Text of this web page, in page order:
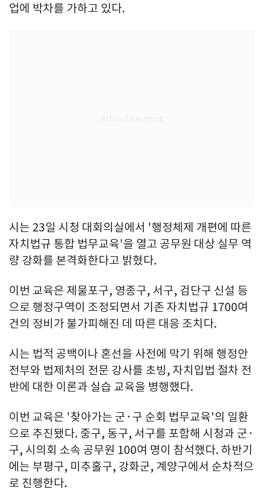
업에 박차를 가하고 있다.
시는 23일 시청 대회의실에서 '행정체제 개편에 따른
자치법규 통합 법무교육'을 열고 공무원 대상 실무 역
량 강화를 본격화한다고 밝혔다.
이번 교육은 제물포구, 영종구, 서구, 검단구 신설 등
으로 행정구역이 조정되면서 기존 자치법규 1700여
건의 정비가 불가피해진 데 따른 대응 조치다.
시는 법적 공백이나 혼선을 사전에 막기 위해 행정안
전부와 법제처의 전문 강사를 초빙, 자치입법 절차 전
반에 대한 이론과 실습 교육을 병행했다.
이번 교육은 '찾아가는 군·구 순회 법무교육'의 일환
으로 추진됐다. 중구, 동구, 서구를 포함해 시청과 군·
구, 시의회 소속 공무원 100여 명이 참석했다. 하반기
에는 부평구, 미추홀구, 강화군, 계양구에서 순차적으
로 진행한다.